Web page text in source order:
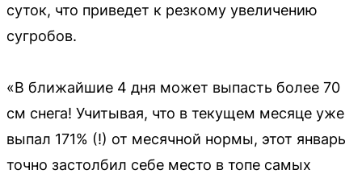
суток, что приведет к резкому увеличению
сугробов.
«В ближайшие 4 дня может выпасть более 70
см снега! Учитывая, что в текущем месяце уже
выпал 171% (!) от месячной нормы, этот январь
точно застолбил себе место в топе самых